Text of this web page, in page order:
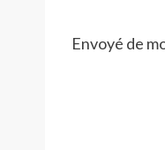
Envoyé de